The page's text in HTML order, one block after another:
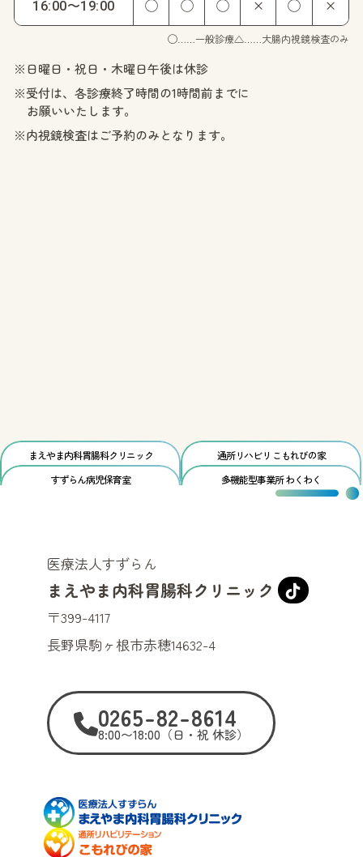
16:00〜19:00 ◯ ◯ ◯ × ◯ ×
◯……一般診療△……大腸内視鏡検査のみ
※日曜日・祝日・木曜日午後は休診
※受付は、各診療終了時間の1時間前までに
お願いいたします。
※内視鏡検査はご予約のみとなります。
まえやま内科胃腸科クリニック 通所リハビリ こもれびの家
すずらん病児保育室 多機能型事業所わくわく
医療法人すずらん
まえやま内科胃腸科クリニック
〒399-4117
長野県駒ヶ根市赤穂14632-4
0265-82-8614
8:00〜18:00（日・祝 休診）